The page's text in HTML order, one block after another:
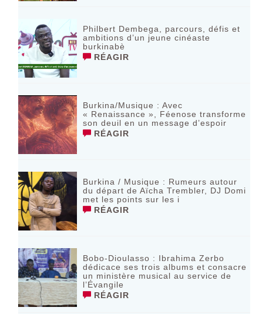
Philbert Dembega, parcours, défis et
ambitions d’un jeune cinéaste
burkinabè
RÉAGIR
Burkina/Musique : Avec
« Renaissance », Féenose transforme
son deuil en un message d’espoir
RÉAGIR
Burkina / Musique : Rumeurs autour
du départ de Aïcha Trembler, DJ Domi
met les points sur les i
RÉAGIR
Bobo-Dioulasso : Ibrahima Zerbo
dédicace ses trois albums et consacre
un ministère musical au service de
l’Évangile
RÉAGIR